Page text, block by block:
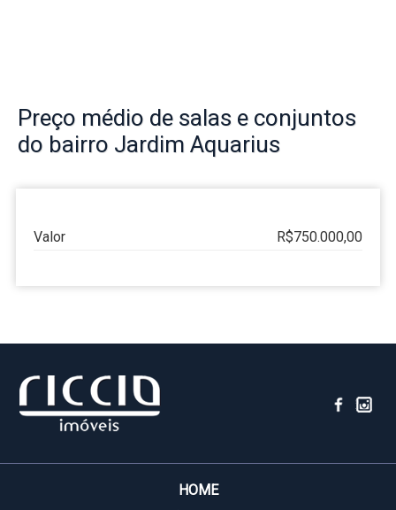
Preço médio de salas e conjuntos
do bairro Jardim Aquarius
Valor R$750.000,00
HOME